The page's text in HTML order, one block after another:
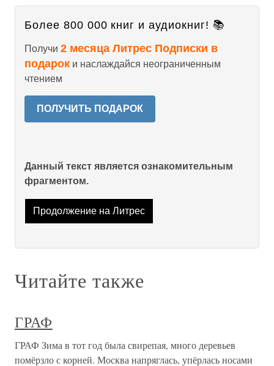
Более 800 000 книг и аудиокниг! 📚
Получи 2 месяца Литрес Подписки в
подарок и наслаждайся неограниченным
чтением
ПОЛУЧИТЬ ПОДАРОК
Данный текст является ознакомительным
фрагментом.
Продолжение на Литрес
Читайте также
ГРАФ
ГРАФ Зима в тот год была свирепая, много деревьев
помёрзло с корней. Москва напряглась, упёрлась носами